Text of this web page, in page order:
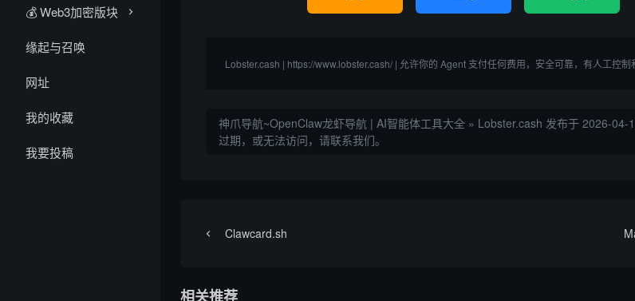
‌💰‌ Web3加密版块
缘起与召唤
网址
我的收藏
我要投稿
Lobster.cash | https://www.lobster.cash/ | 允许你的 Agent 支付任何费用，安全可靠，有人工控制
神爪导航~OpenClaw龙虾导航 | AI智能体工具大全 » Lobster.cash 发布于 2026-04-
过期，或无法访问，请联系我们。
Clawcard.sh
相关推荐